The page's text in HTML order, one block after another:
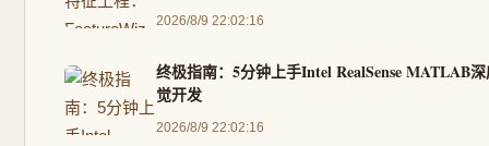
2026/8/9 22:02:16
终极指南：5分钟上手Intel RealSense MATLAB
觉开发
2026/8/9 22:02:16